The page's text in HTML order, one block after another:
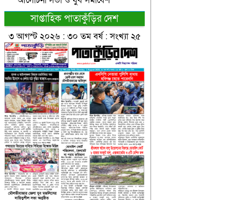
সাপ্তাহিক পাতাকুঁড়ির দেশ
৩ আগস্ট ২০২৬ : ৩০ তম বর্ষ : সংখ্যা ২৫